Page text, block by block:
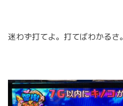
迷わず打てよ。打てばわかるさ。